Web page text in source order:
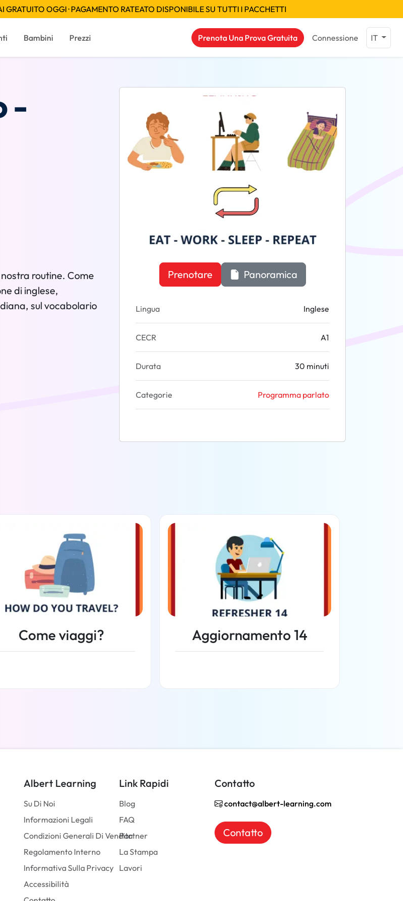
GRATUITO OGGI · PAGAMENTO RATEATO DISPONIBILE SU TUTTI I PACCHETTI
Bambini Prezzi Prenota Una Prova Gratuita Connessione IT
-
routine. Come
di inglese,
sul vocabolario
Prenotare Panoramica
Lingua Inglese
CECR A1
Durata 30 minuti
Categorie Programma parlato
Come viaggi? Aggiornamento 14
Albert Learning
Su Di Noi
Informazioni Legali
Condizioni Generali Di Vendita
Regolamento Interno
Informativa Sulla Privacy
Accessibilità
Link Rapidi
Blog
FAQ
Partner
La Stampa
Lavori
Contatto
contact@albert-learning.com
Contatto